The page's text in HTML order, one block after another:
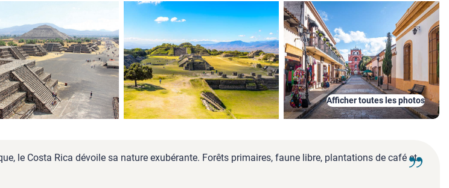
Afficher toutes les photos
le Costa Rica dévoile sa nature exubérante. Forêts primaires, faune libre, plantations de café et